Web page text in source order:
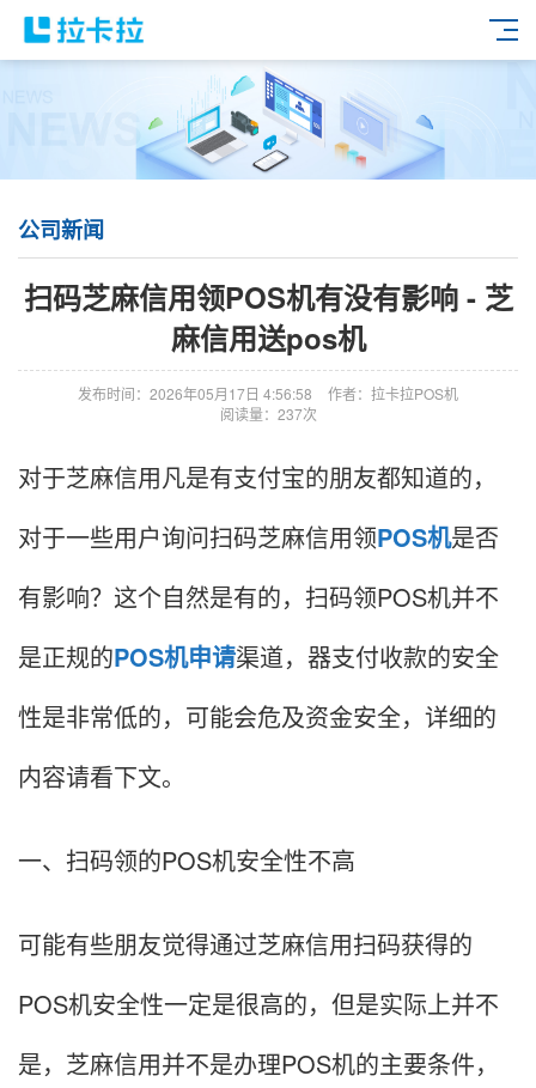
公司新闻
扫码芝麻信用领POS机有没有影响 - 芝
麻信用送pos机
发布时间：2026年05月17日 4:56:58
作者：拉卡拉POS机
阅读量：237次
对于芝麻信用凡是有支付宝的朋友都知道的，
对于一些用户询问扫码芝麻信用领POS机是否
有影响？这个自然是有的，扫码领POS机并不
是正规的POS机申请渠道，器支付收款的安全
性是非常低的，可能会危及资金安全，详细的
内容请看下文。
一、扫码领的POS机安全性不高
可能有些朋友觉得通过芝麻信用扫码获得的
POS机安全性一定是很高的，但是实际上并不
是，芝麻信用并不是办理POS机的主要条件，